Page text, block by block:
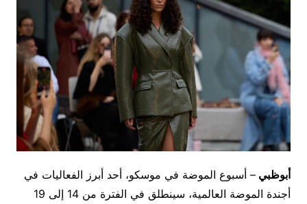
أبوظبي – أسبوع الموضة في موسكو، أحد أبرز الفعاليات في
أجندة الموضة العالمية، سينطلق في الفترة من 14 إلى 19